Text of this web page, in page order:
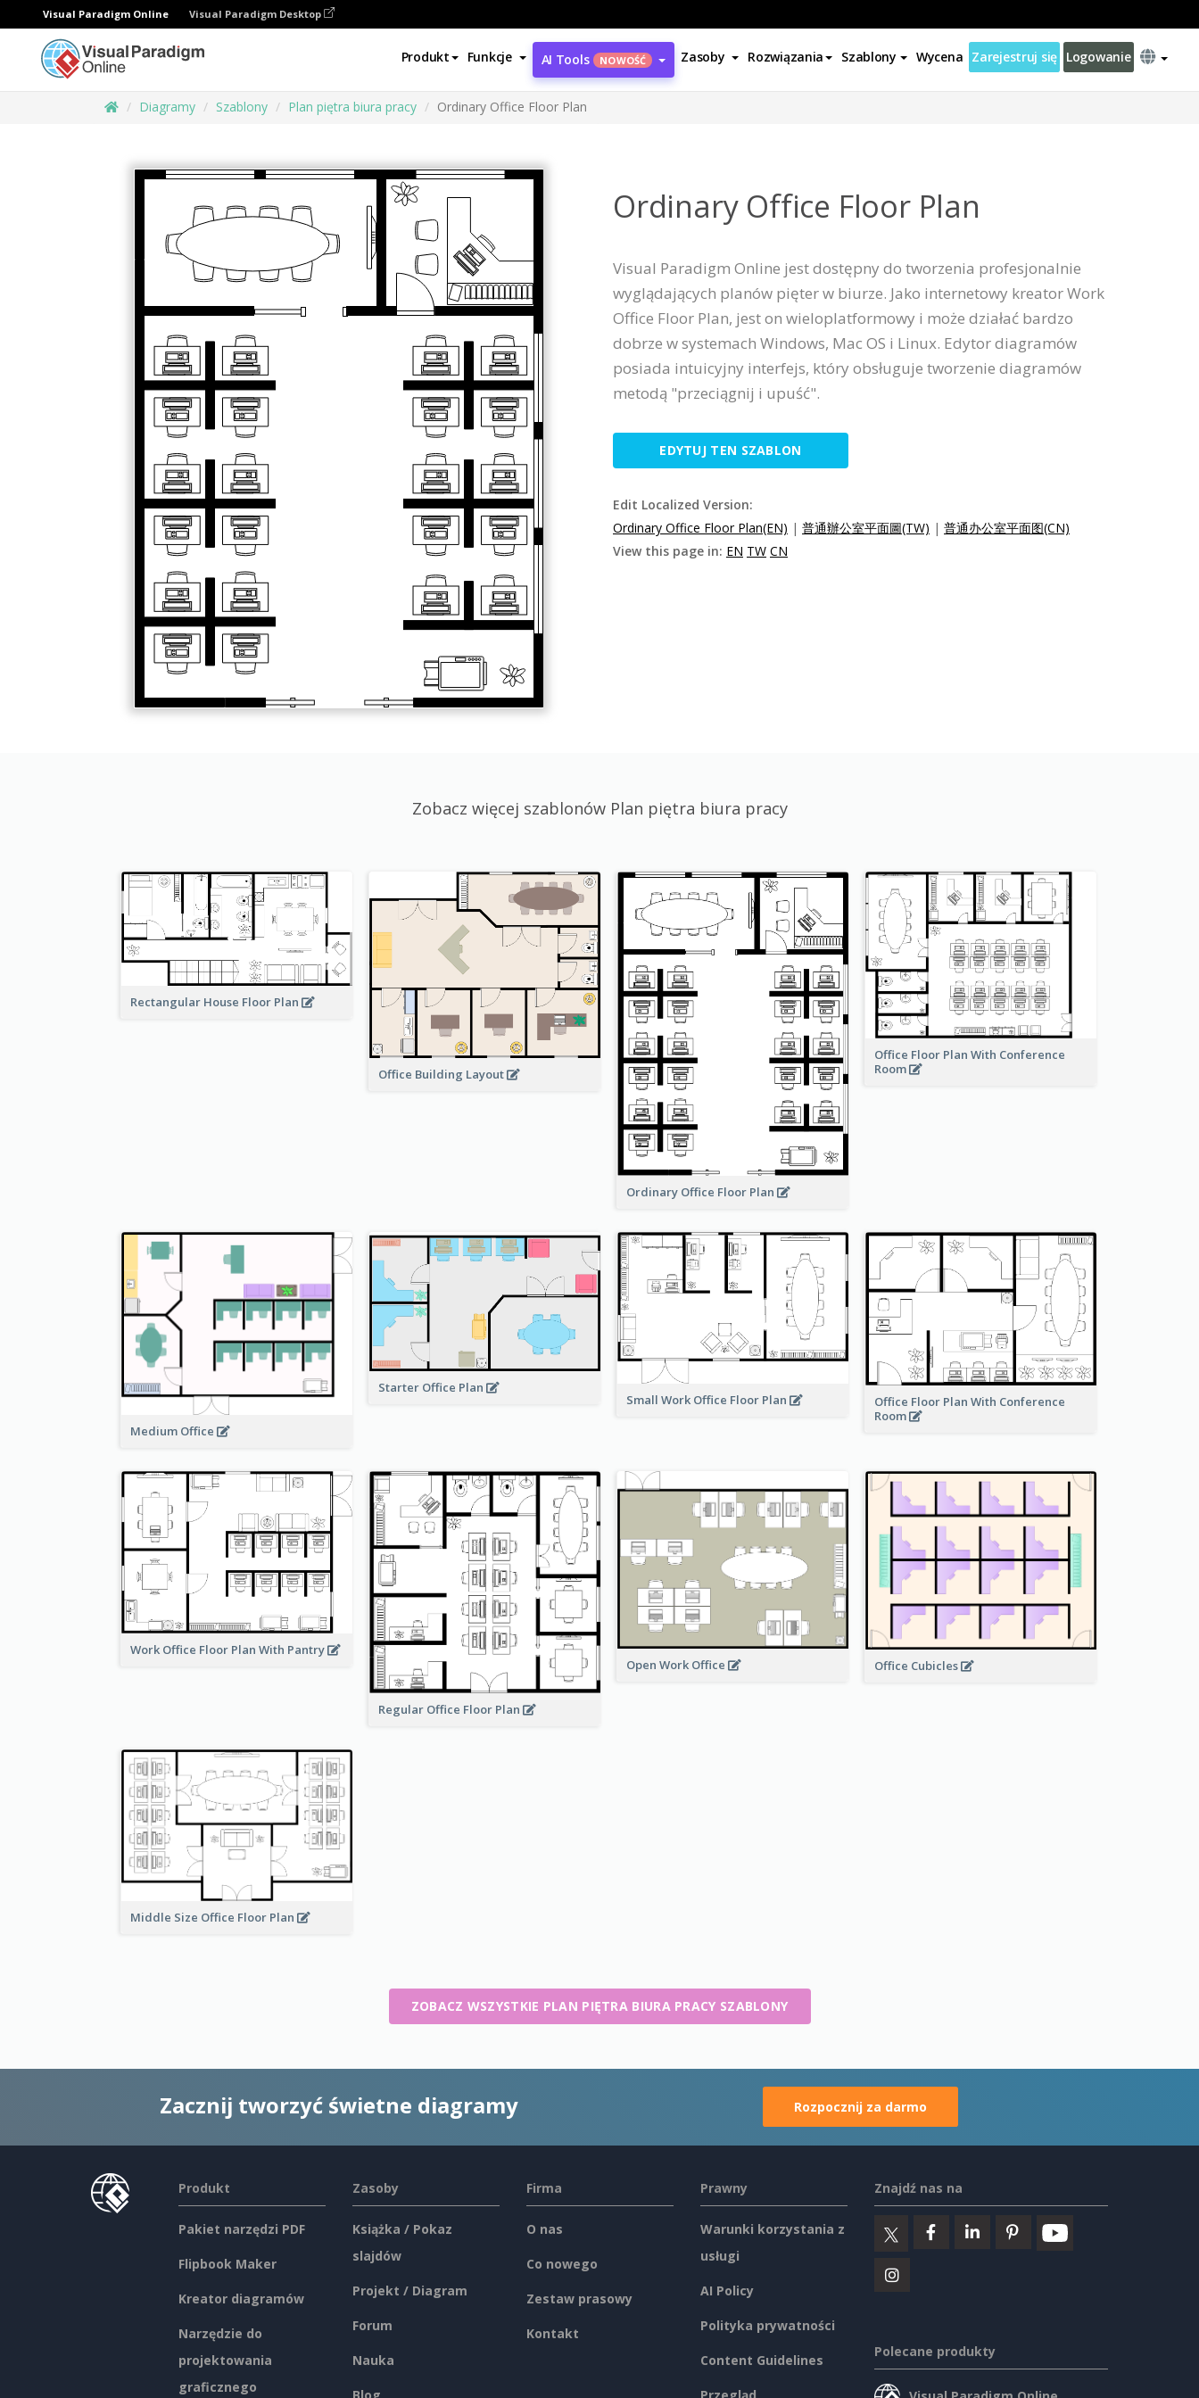
Visual Paradigm Online Visual Paradigm Desktop
Produkt Funkcje AI Tools NOWOŚĆ Zasoby Rozwiązania Szablony Wycena Zarejestruj się Logowanie
Diagramy Szablony Plan piętra biura pracy Ordinary Office Floor Plan
Ordinary Office Floor Plan
Visual Paradigm Online jest dostępny do tworzenia profesjonalnie
wyglądających planów pięter w biurze. Jako internetowy kreator Work
Office Floor Plan, jest on wieloplatformowy i może działać bardzo
dobrze w systemach Windows, Mac OS i Linux. Edytor diagramów
posiada intuicyjny interfejs, który obsługuje tworzenie diagramów
metodą "przeciągnij i upuść".
EDYTUJ TEN SZABLON
Edit Localized Version:
Ordinary Office Floor Plan(EN) | 普通辦公室平面圖(TW) | 普通办公室平面图(CN)
View this page in: EN TW CN
Zobacz więcej szablonów Plan piętra biura pracy
Rectangular House Floor Plan
Office Building Layout
Ordinary Office Floor Plan
Office Floor Plan With Conference
Room
Medium Office
Starter Office Plan
Small Work Office Floor Plan
Office Floor Plan With Conference
Room
Work Office Floor Plan With Pantry
Regular Office Floor Plan
Open Work Office Office Cubicles
Middle Size Office Floor Plan
ZOBACZ WSZYSTKIE PLAN PIĘTRA BIURA PRACY SZABLONY
Zacznij tworzyć świetne diagramy Rozpocznij za darmo
Produkt
Pakiet narzędzi PDF
Flipbook Maker
Kreator diagramów
Narzędzie do
projektowania
graficznego
Zasoby
Książka / Pokaz
slajdów
Projekt / Diagram
Forum
Nauka
Blog
Firma
O nas
Co nowego
Zestaw prasowy
Kontakt
Prawny
Warunki korzystania z
usługi
AI Policy
Polityka prywatności
Content Guidelines
Przegląd
Znajdź nas na
Polecane produkty